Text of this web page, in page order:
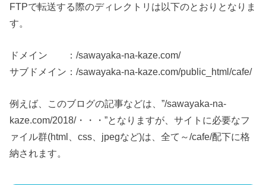
FTPで転送する際のディレクトリは以下のとおりとなりま
す。
ドメイン ：/sawayaka-na-kaze.com/
サブドメイン：/sawayaka-na-kaze.com/public_html/cafe/
例えば、このブログの記事などは、”/sawayaka-na-
kaze.com/2018/・・・”となりますが、サイトに必要なフ
ァイル群(html、css、jpegなど)は、全て～/cafe/配下に格
納されます。